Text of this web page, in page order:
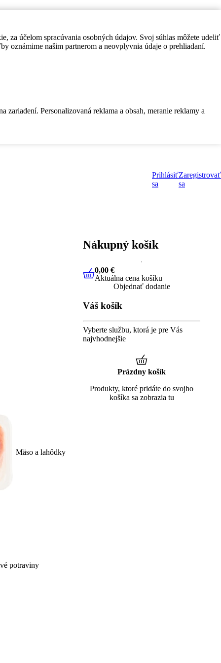
za účelom spracúvania osobných údajov. Svoj súhlas môžete udeliť
oznámime našim partnerom a neovplyvnia údaje o prehliadaní.
Personalizovaná reklama a obsah, meranie reklamy a
Prihlásiť
sa
Zaregistrovať
sa
Mäso a lahôdky
potraviny
Nákupný košík
0,00 €Aktuálna cena košíku
0,00 €
Aktuálna cena košíku
Objednať dodanie
Váš košík
Vyberte službu, ktorá je pre Vás
najvhodnejšie
Prázdny košík
Produkty, ktoré pridáte do svojho
košíka sa zobrazia tu